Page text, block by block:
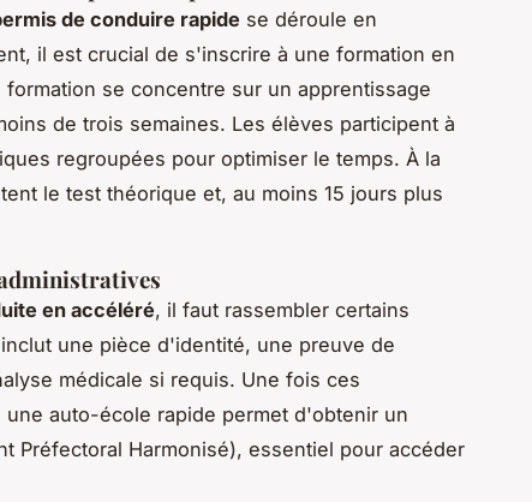
de conduire rapide se déroule en
il est crucial de s'inscrire à une formation en
se concentre sur un apprentissage
de trois semaines. Les élèves participent à
regroupées pour optimiser le temps. À la
le test théorique et, au moins 15 jours plus
en accéléré, il faut rassembler certains
une pièce d'identité, une preuve de
médicale si requis. Une fois ces
auto-école rapide permet d'obtenir un
Préfectoral Harmonisé), essentiel pour accéder